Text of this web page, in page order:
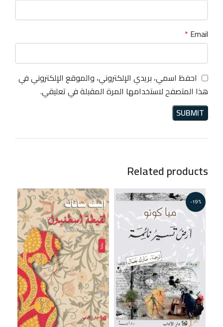
Email
*
احفظ اسمي، بريدي الإلكتروني، والموقع الإلكتروني في
هذا المتصفح لاستخدامها المرة المقبلة في تعليقي.
Related products
-19%